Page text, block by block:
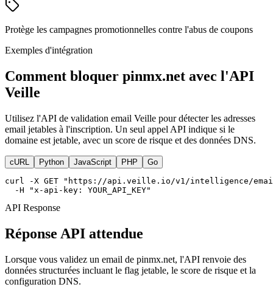
Protège les campagnes promotionnelles contre l'abus de coupons
Exemples d'intégration
Comment bloquer pinmx.net avec l'API
Veille
Utilisez l'API de validation email Veille pour détecter les adresses
email jetables à l'inscription. Un seul appel API indique si le
domaine est jetable, avec un score de risque et des données DNS.
cURL Python JavaScript PHP Go
curl -X GET "https://api.veille.io/v1/intelligence/
  -H "x-api-key: YOUR_API_KEY"
API Response
Réponse API attendue
Lorsque vous validez un email de pinmx.net, l'API renvoie des
données structurées incluant le flag jetable, le score de risque et la
configuration DNS.